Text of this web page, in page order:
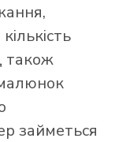
також
займеться